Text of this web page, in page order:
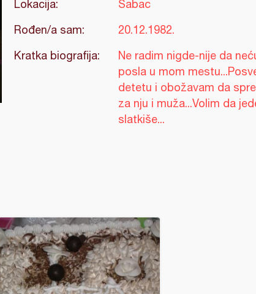
Lokacija:
Šabac
Rođen/a sam:
20.12.1982.
Kratka biografija:
Ne radim nigde-nije da
posla u mom
detetu i obožavam da
za nju i muža...Volim da
slatkiše...